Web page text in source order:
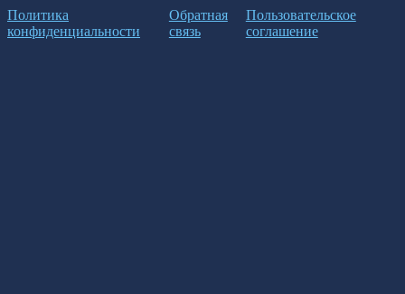
Политика
конфиденциальности
Обратная
связь
Пользовательское
соглашение